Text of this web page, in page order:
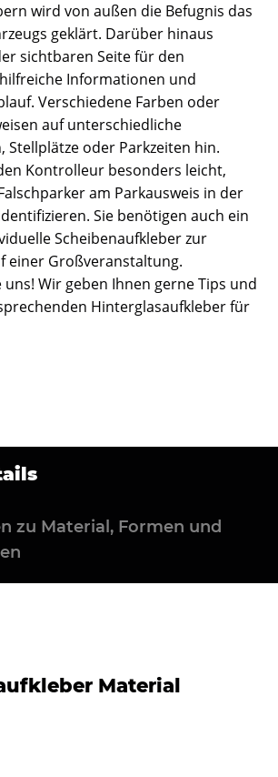
wird von außen die Befugnis das
geklärt. Darüber hinaus
sichtbaren Seite für den
Informationen und
Verschiedene Farben oder
auf unterschiedliche
Stellplätze oder Parkzeiten hin.
Kontrolleur besonders leicht,
am Parkausweis in der
Sie benötigen auch ein
Scheibenaufkleber zur
einer Großveranstaltung.
Wir geben Ihnen gerne Tips und
Hinterglasaufkleber für
zu Material, Formen und
Material